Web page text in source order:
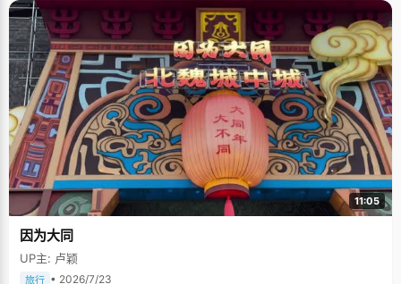
11:05
因为大同
UP主: 卢颖
旅行 • 2026/7/23